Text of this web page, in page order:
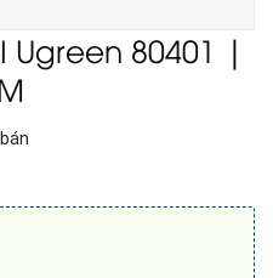
Ugreen 80401 |